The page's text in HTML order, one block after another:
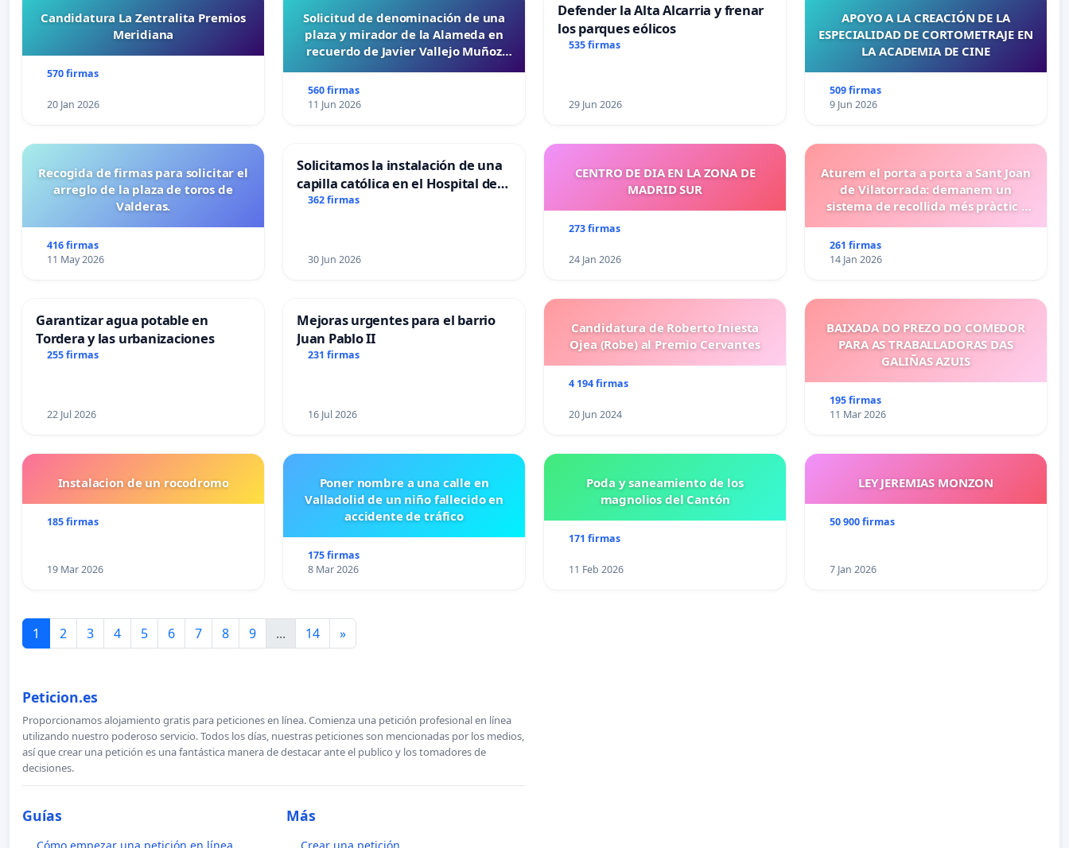
Candidatura La Zentralita Premios
Meridiana
570 firmas
20 Jan 2026
Solicitud de denominación de una
plaza y mirador de la Alameda en
recuerdo de Javier Vallejo Muñoz
560 firmas
11 Jun 2026
Defender la Alta Alcarria y frenar
los parques eólicos
535 firmas
29 Jun 2026
APOYO A LA CREACIÓN DE LA
ESPECIALIDAD DE CORTOMETRAJE EN
LA ACADEMIA DE CINE
509 firmas
9 Jun 2026
Recogida de firmas para solicitar el
arreglo de la plaza de toros de
Valderas.
416 firmas
11 May 2026
Solicitamos la instalación de una
capilla católica en el Hospital de
Alcañiz
362 firmas
30 Jun 2026
CENTRO DE DIA EN LA ZONA DE
MADRID SUR
273 firmas
24 Jan 2026
Aturem el porta a porta a Sant Joan
de Vilatorrada: demanem un
sistema de recollida més pràctic i
261 firmas
14 Jan 2026
Garantizar agua potable en
Tordera y las urbanizaciones
255 firmas
22 Jul 2026
Mejoras urgentes para el barrio
Juan Pablo II
231 firmas
16 Jul 2026
Candidatura de Roberto Iniesta
Ojea (Robe) al Premio Cervantes
4 194 firmas
20 Jun 2024
BAIXADA DO PREZO DO COMEDOR
PARA AS TRABALLADORAS DAS
GALIÑAS AZUIS
195 firmas
11 Mar 2026
Instalacion de un rocodromo
185 firmas
19 Mar 2026
Poner nombre a una calle en
Valladolid de un niño fallecido en
accidente de tráfico
175 firmas
8 Mar 2026
Poda y saneamiento de los
magnolios del Cantón
171 firmas
11 Feb 2026
LEY JEREMIAS MONZON
50 900 firmas
7 Jan 2026
1 2 3 4 5 6 7 8 9 ... 14 »
Peticion.es
Proporcionamos alojamiento gratis para peticiones en línea. Comienza una petición profesional en línea
utilizando nuestro poderoso servicio. Todos los días, nuestras peticiones son mencionadas por los medios,
así que crear una petición es una fantástica manera de destacar ante el publico y los tomadores de
decisiones.
Guías Más